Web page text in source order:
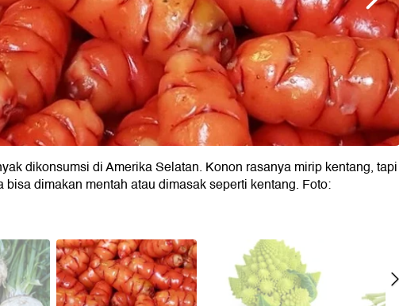
dikonsumsi di Amerika Selatan. Konon rasanya mirip kentang, tapi
bisa dimakan mentah atau dimasak seperti kentang. Foto: